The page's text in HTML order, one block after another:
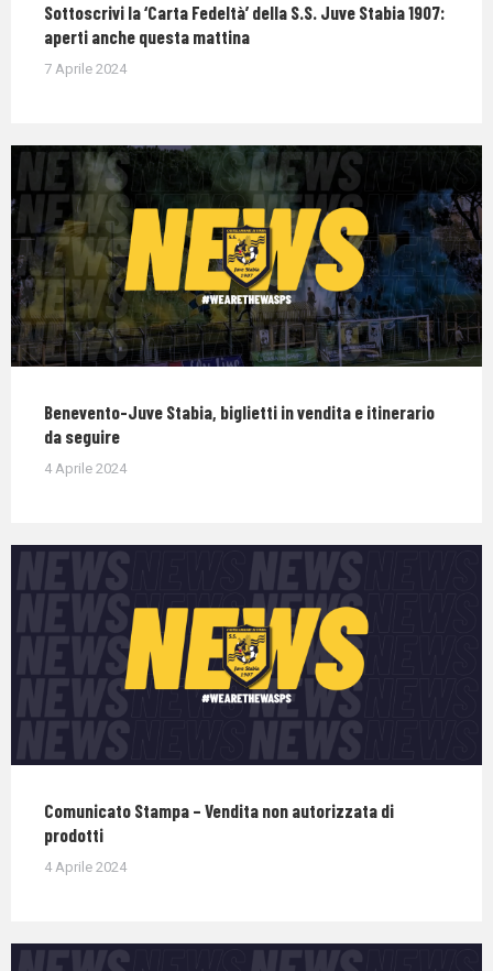
Sottoscrivi la ‘Carta Fedeltà’ della S.S. Juve Stabia 1907:
aperti anche questa mattina
7 Aprile 2024
Benevento-Juve Stabia, biglietti in vendita e itinerario
da seguire
4 Aprile 2024
Comunicato Stampa – Vendita non autorizzata di
prodotti
4 Aprile 2024